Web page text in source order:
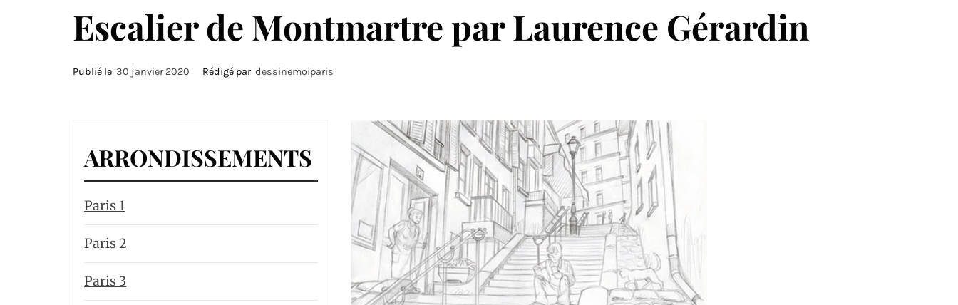
Escalier de Montmartre par Laurence Gérardin
Publié le 30 janvier 2020 Rédigé par dessinemoiparis
ARRONDISSEMENTS
Paris 1
Paris 2
Paris 3